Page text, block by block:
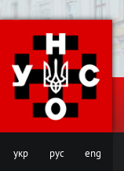
укр рус eng